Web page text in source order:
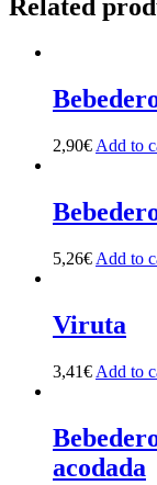
Related
2,90€ Add to
5,26€ Add to
Viruta
3,41€ Add to
acodada